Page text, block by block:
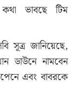
ভাবছে টিম
সূত্র জানিয়েছে,
ডাউনে নামবেন
এবং বাবরকে